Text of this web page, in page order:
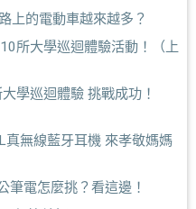
上的電動車越來越多？
所大學巡迴體驗活動！（上
學巡迴體驗 挑戰成功！
真無線藍牙耳機 來孝敬媽媽
筆電怎麼挑？看這邊！